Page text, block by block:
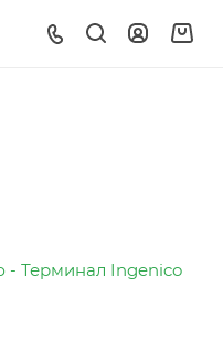
- Терминал Ingenico